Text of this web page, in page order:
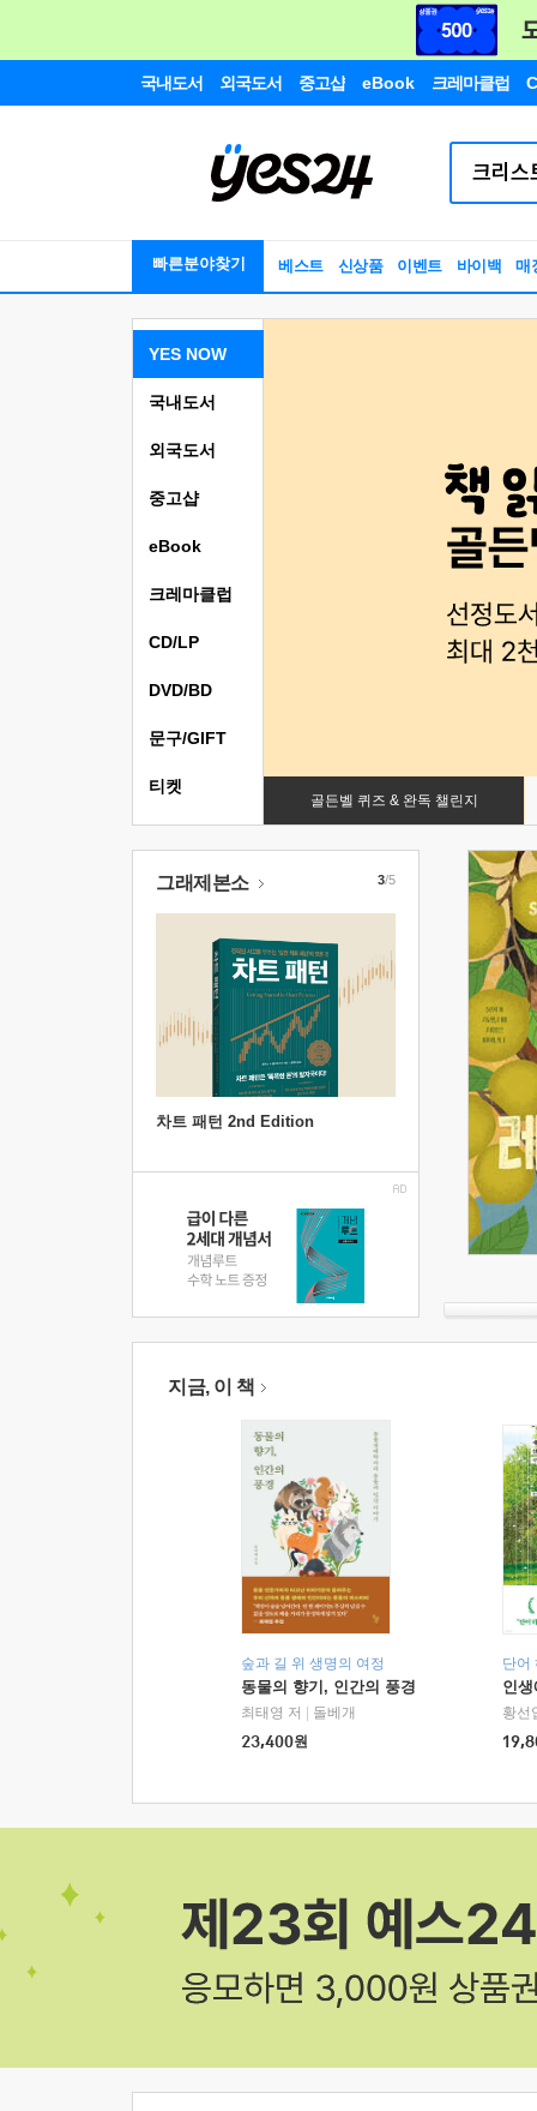
국내도서 외국도서 중고샵 eBook 크레마클럽
빠른분야찾기 베스트 신상품 이벤트 바이백 매
YES NOW
골든벨 퀴즈 & 완독 챌린지
국내도서
외국도서
중고샵
eBook
크레마클럽
CD/LP
DVD/BD
문구/GIFT
티켓
그래제본소
차트 패턴 2nd Edition
3/5
지금, 이 책
숲과 길 위 생명의 여정
동물의 향기, 인간의 풍경
최태영 저
돌베개
23,400원
단어
인
황선